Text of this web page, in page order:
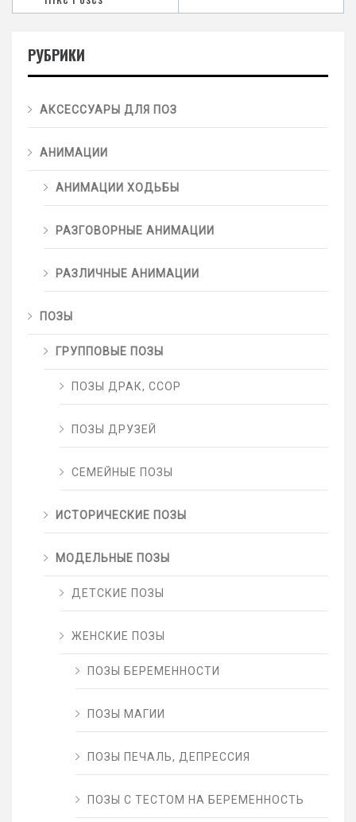
РУБРИКИ
АКСЕССУАРЫ ДЛЯ ПОЗ
АНИМАЦИИ
АНИМАЦИИ ХОДЬБЫ
РАЗГОВОРНЫЕ АНИМАЦИИ
РАЗЛИЧНЫЕ АНИМАЦИИ
ПОЗЫ
ГРУППОВЫЕ ПОЗЫ
ПОЗЫ ДРАК, ССОР
ПОЗЫ ДРУЗЕЙ
СЕМЕЙНЫЕ ПОЗЫ
ИСТОРИЧЕСКИЕ ПОЗЫ
МОДЕЛЬНЫЕ ПОЗЫ
ДЕТСКИЕ ПОЗЫ
ЖЕНСКИЕ ПОЗЫ
ПОЗЫ БЕРЕМЕННОСТИ
ПОЗЫ МАГИИ
ПОЗЫ ПЕЧАЛЬ, ДЕПРЕССИЯ
ПОЗЫ С ТЕСТОМ НА БЕРЕМЕННОСТЬ